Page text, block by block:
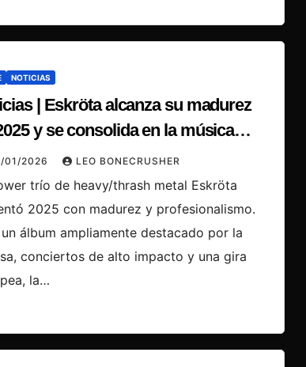
NOTICIAS
| Eskröta alcanza su madurez
y se consolida en la música
brasileña
01/2026 LEO BONECRUSHER
trío de heavy/thrash metal Eskröta
2025 con madurez y profesionalismo.
álbum ampliamente destacado por la
conciertos de alto impacto y una gira
la…